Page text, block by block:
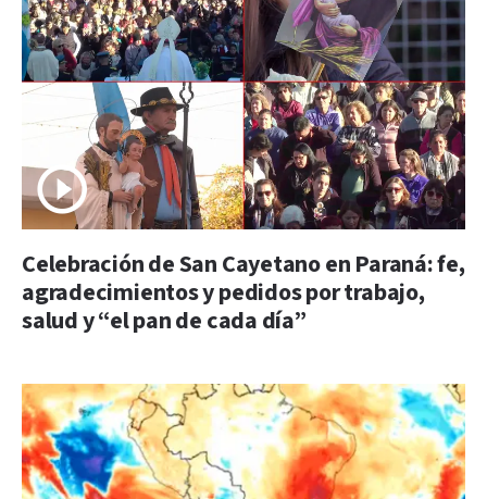
Celebración de San Cayetano en Paraná: fe,
agradecimientos y pedidos por trabajo,
salud y “el pan de cada día”